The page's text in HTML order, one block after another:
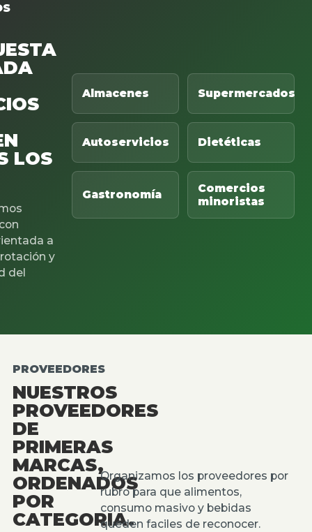
LOS
a
y
del
Almacenes Supermercados
Autoservicios Dietéticas
Gastronomía
Comercios
minoristas
PROVEEDORES
NUESTROS
PROVEEDORES
DE
PRIMERAS
MARCAS,
ORDENADOS
POR
CATEGORIA.
Organizamos los proveedores por
rubro para que alimentos,
consumo masivo y bebidas
queden faciles de reconocer.